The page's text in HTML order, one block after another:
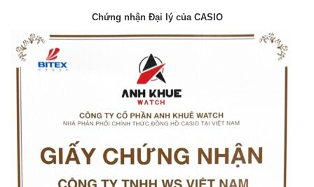
Chứng nhận Đại lý của CASIO